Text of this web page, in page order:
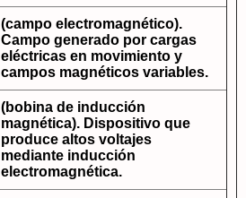
(campo electromagnético).
Campo generado por cargas
eléctricas en movimiento y
campos magnéticos variables.
(bobina de inducción
magnética). Dispositivo que
produce altos voltajes
mediante inducción
electromagnética.